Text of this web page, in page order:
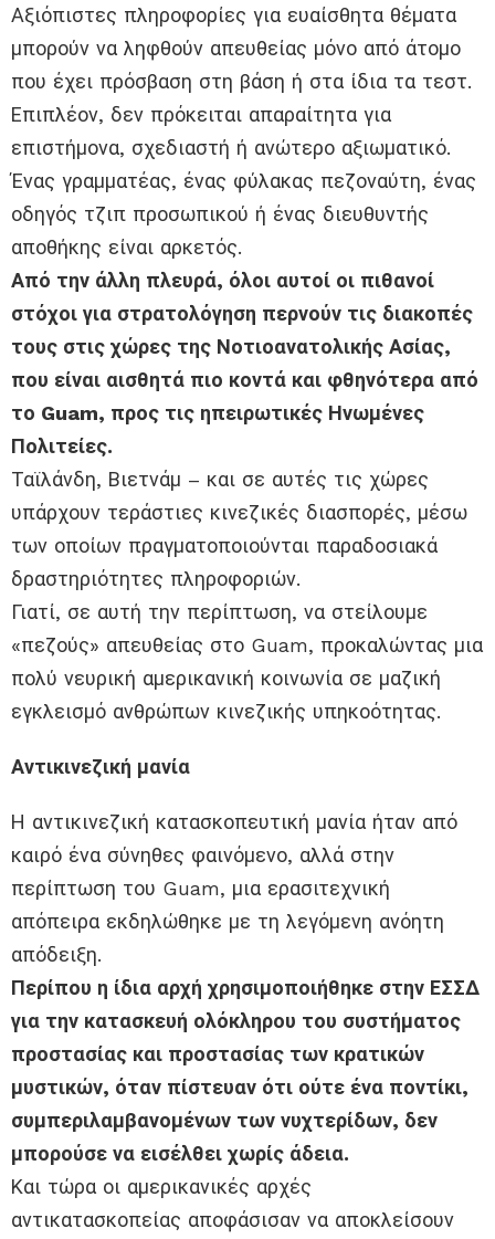
Αξιόπιστες πληροφορίες για ευαίσθητα θέματα
μπορούν να ληφθούν απευθείας μόνο από άτομο
που έχει πρόσβαση στη βάση ή στα ίδια τα τεστ.
Επιπλέον, δεν πρόκειται απαραίτητα για
επιστήμονα, σχεδιαστή ή ανώτερο αξιωματικό.
Ένας γραμματέας, ένας φύλακας πεζοναύτη, ένας
οδηγός τζιπ προσωπικού ή ένας διευθυντής
αποθήκης είναι αρκετός.
Από την άλλη πλευρά, όλοι αυτοί οι πιθανοί
στόχοι για στρατολόγηση περνούν τις διακοπές
τους στις χώρες της Νοτιοανατολικής Ασίας,
που είναι αισθητά πιο κοντά και φθηνότερα από
το Guam, προς τις ηπειρωτικές Ηνωμένες
Πολιτείες.
Ταϊλάνδη, Βιετνάμ – και σε αυτές τις χώρες
υπάρχουν τεράστιες κινεζικές διασπορές, μέσω
των οποίων πραγματοποιούνται παραδοσιακά
δραστηριότητες πληροφοριών.
Γιατί, σε αυτή την περίπτωση, να στείλουμε
«πεζούς» απευθείας στο Guam, προκαλώντας μια
πολύ νευρική αμερικανική κοινωνία σε μαζική
εγκλεισμό ανθρώπων κινεζικής υπηκοότητας.
Αντικινεζική μανία
Η αντικινεζική κατασκοπευτική μανία ήταν από
καιρό ένα σύνηθες φαινόμενο, αλλά στην
περίπτωση του Guam, μια ερασιτεχνική
απόπειρα εκδηλώθηκε με τη λεγόμενη ανόητη
απόδειξη.
Περίπου η ίδια αρχή χρησιμοποιήθηκε στην ΕΣΣΔ
για την κατασκευή ολόκληρου του συστήματος
προστασίας και προστασίας των κρατικών
μυστικών, όταν πίστευαν ότι ούτε ένα ποντίκι,
συμπεριλαμβανομένων των νυχτερίδων, δεν
μπορούσε να εισέλθει χωρίς άδεια.
Και τώρα οι αμερικανικές αρχές
αντικατασκοπείας αποφάσισαν να αποκλείσουν